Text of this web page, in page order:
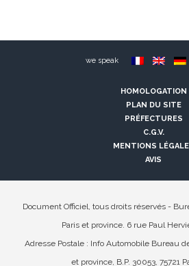
we speak
HOMOLOGATION
PLAN DU SITE
PRÉFECTURES
C.G.V.
MENTIONS
AVIS
Document Officiel, tous droits réservés -
Paris et province. 6 rue Paul
Adresse Postale : Info Automobile Bureau
et province, B.P. 30053, 75721